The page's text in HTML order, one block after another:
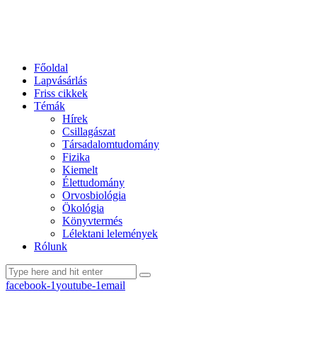
Főoldal
Lapvásárlás
Friss cikkek
Témák
Hírek
Csillagászat
Társadalomtudomány
Fizika
Kiemelt
Élettudomány
Orvosbiológia
Ökológia
Könyvtermés
Lélektani lelemények
Rólunk
facebook-1youtube-1email